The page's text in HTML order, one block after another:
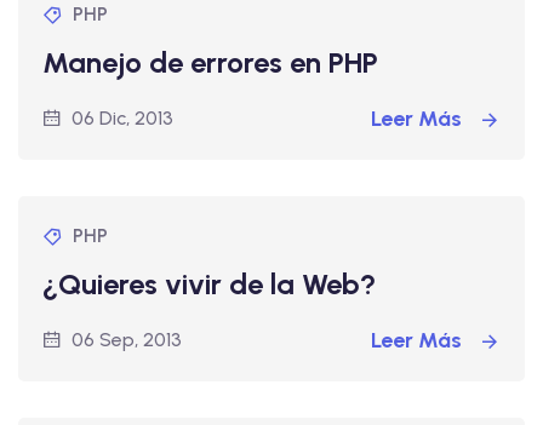
PHP
Manejo de errores en PHP
06 Dic, 2013 Leer Más
PHP
¿Quieres vivir de la Web?
06 Sep, 2013 Leer Más